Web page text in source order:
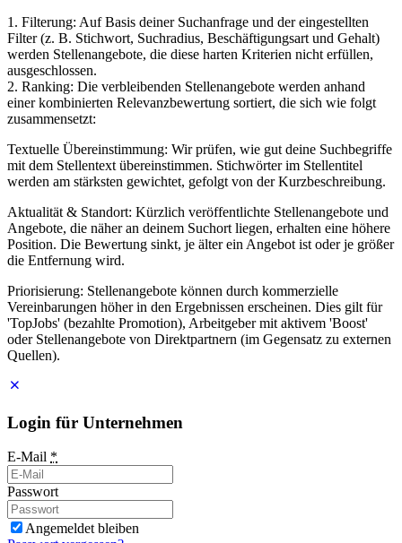
1. Filterung: Auf Basis deiner Suchanfrage und der eingestellten
Filter (z. B. Stichwort, Suchradius, Beschäftigungsart und Gehalt)
werden Stellenangebote, die diese harten Kriterien nicht erfüllen,
ausgeschlossen.
2. Ranking: Die verbleibenden Stellenangebote werden anhand
einer kombinierten Relevanzbewertung sortiert, die sich wie folgt
zusammensetzt:
Textuelle Übereinstimmung: Wir prüfen, wie gut deine Suchbegriffe
mit dem Stellentext übereinstimmen. Stichwörter im Stellentitel
werden am stärksten gewichtet, gefolgt von der Kurzbeschreibung.
Aktualität & Standort: Kürzlich veröffentlichte Stellenangebote und
Angebote, die näher an deinem Suchort liegen, erhalten eine höhere
Position. Die Bewertung sinkt, je älter ein Angebot ist oder je größer
die Entfernung wird.
Priorisierung: Stellenangebote können durch kommerzielle
Vereinbarungen höher in den Ergebnissen erscheinen. Dies gilt für
'TopJobs' (bezahlte Promotion), Arbeitgeber mit aktivem 'Boost'
oder Stellenangebote von Direktpartnern (im Gegensatz zu externen
Quellen).
Login für Unternehmen
E-Mail *
Passwort
Angemeldet bleiben